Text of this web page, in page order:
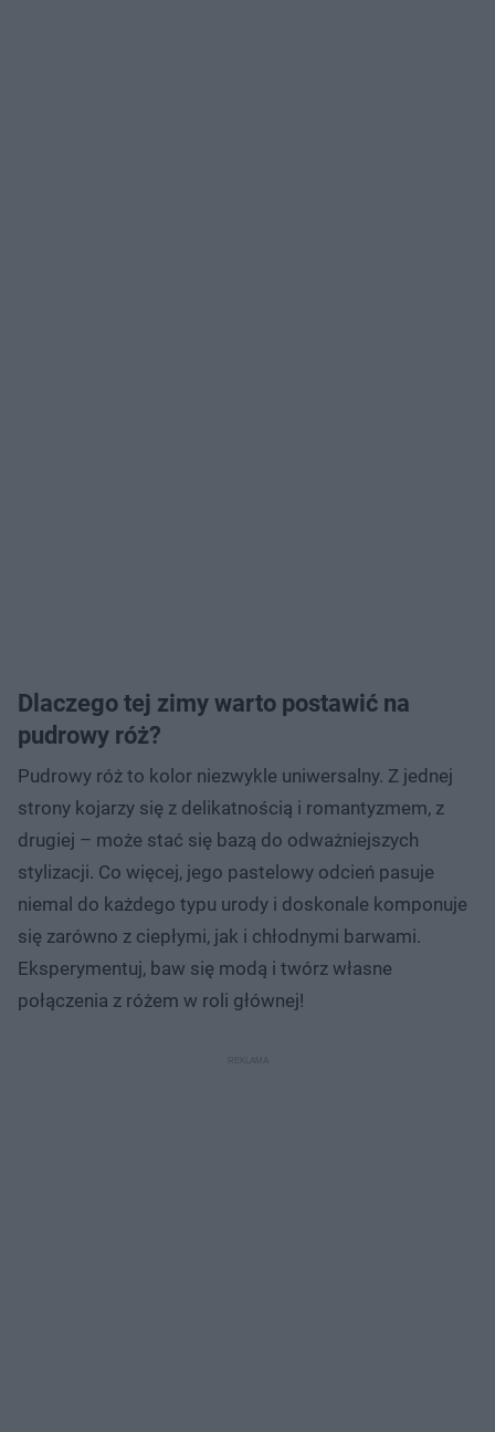
Dlaczego tej zimy warto postawić na
pudrowy róż?
Pudrowy róż to kolor niezwykle uniwersalny. Z jednej
strony kojarzy się z delikatnością i romantyzmem, z
drugiej – może stać się bazą do odważniejszych
stylizacji. Co więcej, jego pastelowy odcień pasuje
niemal do każdego typu urody i doskonale komponuje
się zarówno z ciepłymi, jak i chłodnymi barwami.
Eksperymentuj, baw się modą i twórz własne
połączenia z różem w roli głównej!